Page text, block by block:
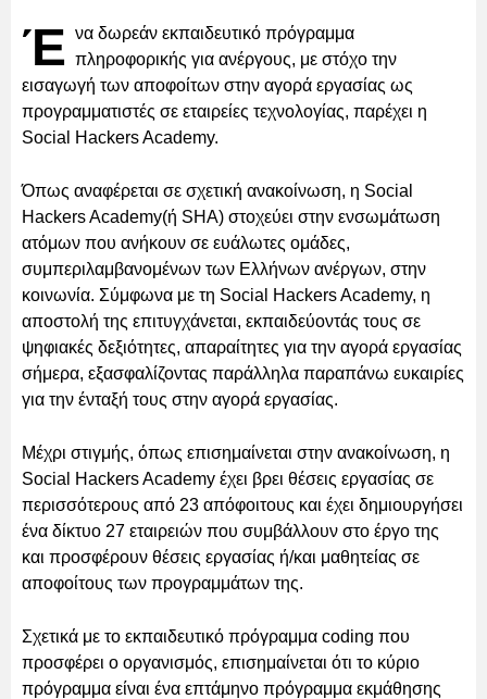
Έ να δωρεάν εκπαιδευτικό πρόγραμμα
πληροφορικής για ανέργους, με στόχο την
εισαγωγή των αποφοίτων στην αγορά εργασίας ως
προγραμματιστές σε εταιρείες τεχνολογίας, παρέχει η
Social Hackers Academy.
Όπως αναφέρεται σε σχετική ανακοίνωση, η Social
Hackers Academy(ή SHA) στοχεύει στην ενσωμάτωση
ατόμων που ανήκουν σε ευάλωτες ομάδες,
συμπεριλαμβανομένων των Ελλήνων ανέργων, στην
κοινωνία. Σύμφωνα με τη Social Hackers Academy, η
αποστολή της επιτυγχάνεται, εκπαιδεύοντάς τους σε
ψηφιακές δεξιότητες, απαραίτητες για την αγορά εργασίας
σήμερα, εξασφαλίζοντας παράλληλα παραπάνω ευκαιρίες
για την ένταξή τους στην αγορά εργασίας.
Μέχρι στιγμής, όπως επισημαίνεται στην ανακοίνωση, η
Social Hackers Academy έχει βρει θέσεις εργασίας σε
περισσότερους από 23 απόφοιτους και έχει δημιουργήσει
ένα δίκτυο 27 εταιρειών που συμβάλλουν στο έργο της
και προσφέρουν θέσεις εργασίας ή/και μαθητείας σε
αποφοίτους των προγραμμάτων της.
Σχετικά με το εκπαιδευτικό πρόγραμμα coding που
προσφέρει ο οργανισμός, επισημαίνεται ότι το κύριο
πρόγραμμα είναι ένα επτάμηνο πρόγραμμα εκμάθησης